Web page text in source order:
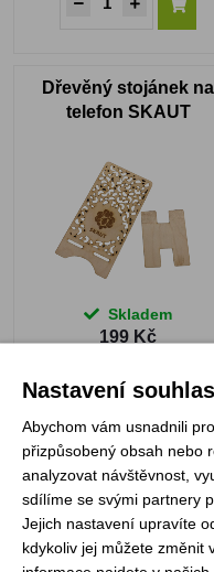
Dřevěný stojánek na
telefon SKAUT
Skladem
199 Kč
Registrujte se k
Nastavení
Abychom vám usnadnili
přizpůsobený obsah nebo
analyzovat návštěvnost,
sdílíme se svými partnery
Jejich nastavení upravíte
kdykoliv jej můžete změnit